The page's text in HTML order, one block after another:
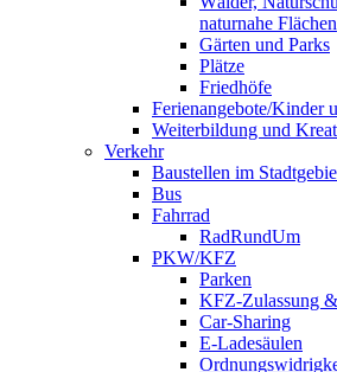
naturnahe Flächen
Gärten und Parks
Plätze
Friedhöfe
Ferienangebote/Kinder
Weiterbildung und
Verkehr
Baustellen im
Bus
Fahrrad
RadRundUm
PKW/KFZ
Parken
KFZ-Zulassung
Car-Sharing
E-Ladesäulen